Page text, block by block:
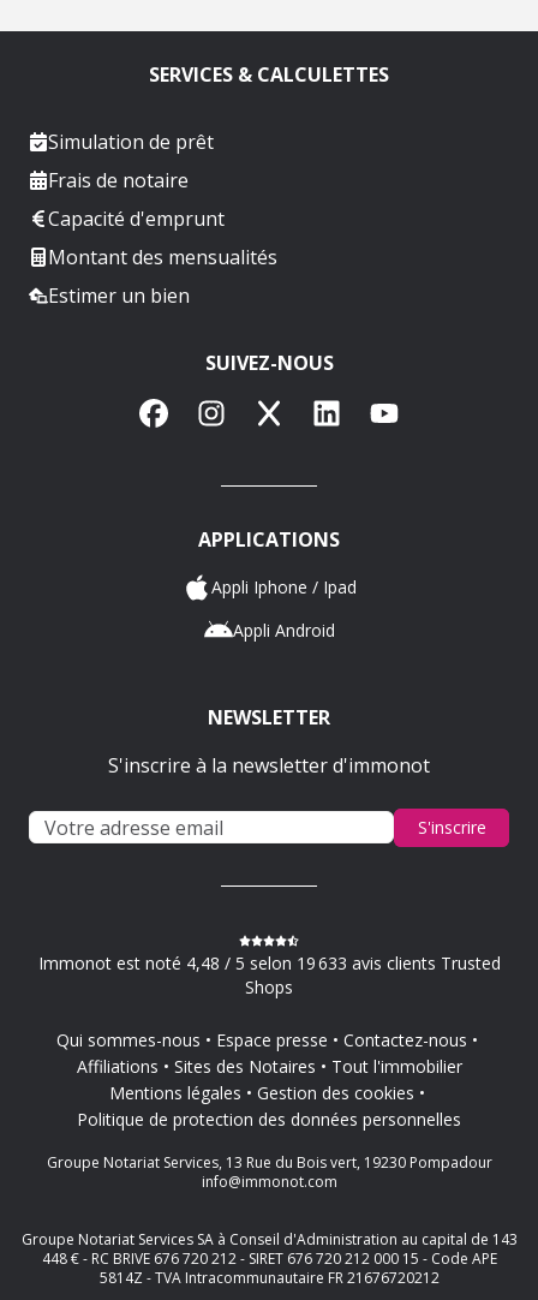
SERVICES & CALCULETTES
Simulation de prêt
Frais de notaire
Capacité d'emprunt
Montant des mensualités
Estimer un bien
SUIVEZ-NOUS
FacebookInstagram
X LinkedInYouTube
APPLICATIONS
Appli Iphone / Ipad
Appli Android
NEWSLETTER
S'inscrire à la newsletter d'immonot
S'inscrire
Immonot est noté 4,48 / 5 selon 19 633 avis clients Trusted
Shops
Qui sommes-nous Espace presse
Contactez-nous
Affiliations
Sites des Notaires
Tout l'immobilier
Mentions légales
Gestion des cookies
Politique de protection des données personnelles
Groupe Notariat Services, 13 Rue du Bois vert, 19230 Pompadour
info@immonot.com
Groupe Notariat Services SA à Conseil d'Administration au capital de 143
448 € - RC BRIVE 676 720 212 - SIRET 676 720 212 000 15 - Code APE
5814Z - TVA Intracommunautaire FR 21676720212